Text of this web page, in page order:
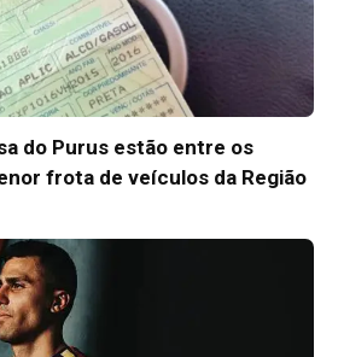
do Purus estão entre os
frota de veículos da Região